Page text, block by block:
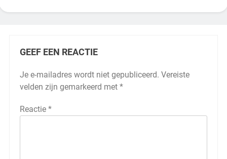
GEEF EEN REACTIE
Je e-mailadres wordt niet gepubliceerd. Vereiste
velden zijn gemarkeerd met *
Reactie *